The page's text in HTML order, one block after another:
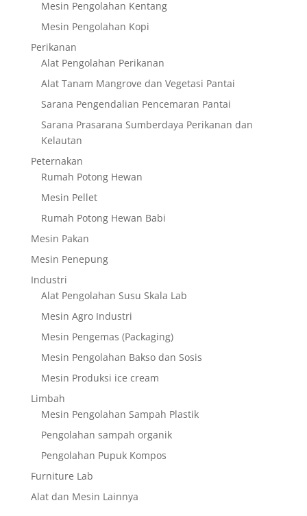
Mesin Pengolahan Kentang
Mesin Pengolahan Kopi
Perikanan
Alat Pengolahan Perikanan
Alat Tanam Mangrove dan Vegetasi Pantai
Sarana Pengendalian Pencemaran Pantai
Sarana Prasarana Sumberdaya Perikanan dan
Kelautan
Peternakan
Rumah Potong Hewan
Mesin Pellet
Rumah Potong Hewan Babi
Mesin Pakan
Mesin Penepung
Industri
Alat Pengolahan Susu Skala Lab
Mesin Agro Industri
Mesin Pengemas (Packaging)
Mesin Pengolahan Bakso dan Sosis
Mesin Produksi ice cream
Limbah
Mesin Pengolahan Sampah Plastik
Pengolahan sampah organik
Pengolahan Pupuk Kompos
Furniture Lab
Alat dan Mesin Lainnya